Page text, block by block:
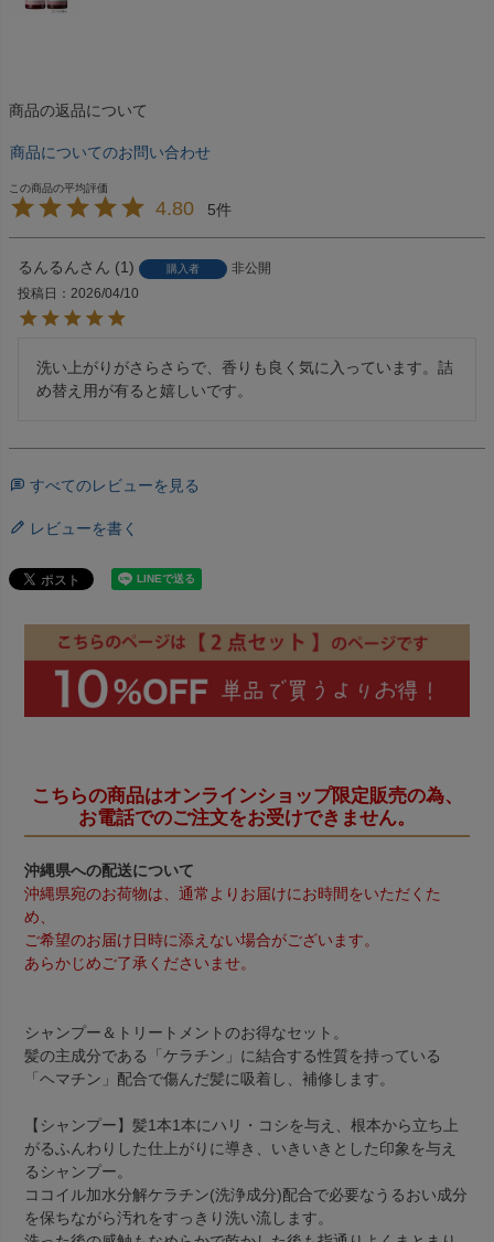
商品の返品について
商品についてのお問い合わせ
4.80 5
るんるん 1 購入者
非公開
投稿日
2026/04/10
洗い上がりがさらさらで、香りも良く気に入っています。詰
め替え用が有ると嬉しいです。
すべてのレビューを見る
レビューを書く
こちらの商品はオンラインショップ限定販売の為、
お電話でのご注文をお受けできません。
沖縄県への配送について
沖縄県宛のお荷物は、通常よりお届けにお時間をいただくた
め、
ご希望のお届け日時に添えない場合がございます。
あらかじめご了承くださいませ。
シャンプー＆トリートメントのお得なセット。
髪の主成分である「ケラチン」に結合する性質を持っている
「ヘマチン」配合で傷んだ髪に吸着し、補修します。
【シャンプー】髪1本1本にハリ・コシを与え、根本から立ち上
がるふんわりした仕上がりに導き、いきいきとした印象を与え
るシャンプー。
ココイル加水分解ケラチン(洗浄成分)配合で必要なうるおい成分
を保ちながら汚れをすっきり洗い流します。